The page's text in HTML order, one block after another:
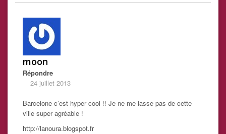
moon
Répondre
24 juillet 2013
Barcelone c’est hyper cool !! Je ne me lasse pas de cette
ville super agréable !
http://lanoura.blogspot.fr